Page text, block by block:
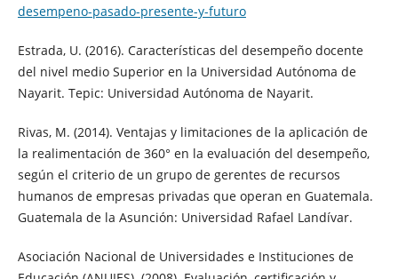
desempeno-pasado-presente-y-futuro
Estrada, U. (2016). Características del desempeño docente
del nivel medio Superior en la Universidad Autónoma de
Nayarit. Tepic: Universidad Autónoma de Nayarit.
Rivas, M. (2014). Ventajas y limitaciones de la aplicación de
la realimentación de 360° en la evaluación del desempeño,
según el criterio de un grupo de gerentes de recursos
humanos de empresas privadas que operan en Guatemala.
Guatemala de la Asunción: Universidad Rafael Landívar.
Asociación Nacional de Universidades e Instituciones de